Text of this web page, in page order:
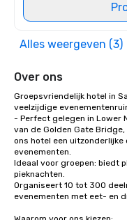
Alles weergeven (3)
Over ons
Groepsvriendelijk hotel in
veelzijdige
- Perfect gelegen in Lower
van de Golden Gate
ons hotel een
evenementen.
Ideaal voor groepen: biedt
pieknachten.
Organiseert 10 tot 300
evenementen met eet- en